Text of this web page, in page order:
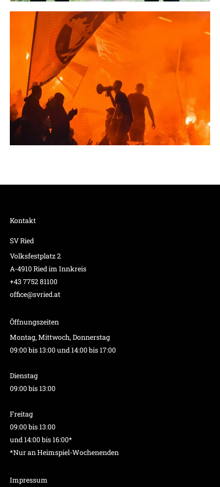
Kontakt
SV Ried
Volksfestplatz 2
A-4910 Ried im Innkreis
+43 7752 81100
office@svried.at
Öffnungszeiten
Montag, Mittwoch, Donnerstag
09:00 bis 13:00 und 14:00 bis 17:00
Dienstag
09:00 bis 13:00
Freitag
09:00 bis 13:00
und 14:00 bis 16:00*
*Nur an Heimspiel-Wochenenden
Impressum